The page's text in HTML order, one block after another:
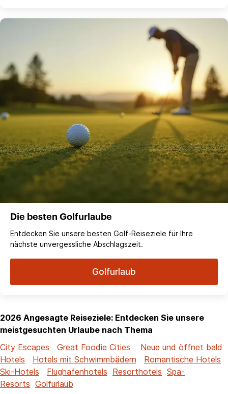
Die besten Golfurlaube
Entdecken Sie unsere besten Golf-Reiseziele für Ihre
nächste unvergessliche Abschlagszeit.
Golfurlaub
2026 Angesagte Reiseziele: Entdecken Sie unsere
meistgesuchten Urlaube nach Thema
City Escapes
Great Foodie Cities
Neue und öffnet bald
Hotels
Hotels mit Schwimmbädern
Romantische Hotels
Ski-Hotels
Flughafenhotels Resorthotels Spa-
Resorts Golfurlaub